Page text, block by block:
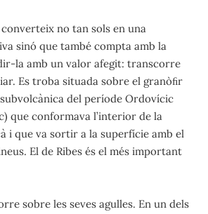
no tan sols en una
sinó que també compta amb la
la amb un valor afegit: transcorre
Es troba situada sobre el granòﬁr
del període Ordovícic
que conformava l’interior de la
i que va sortir a la superfície amb el
El de Ribes és el més important
sobre les seves agulles. En un dels